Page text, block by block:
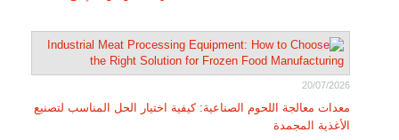
20/07/2026
معدات معالجة اللحوم الصناعية: كيفية اختيار الحل المناسب لتصنيع
الأغذية المجمدة